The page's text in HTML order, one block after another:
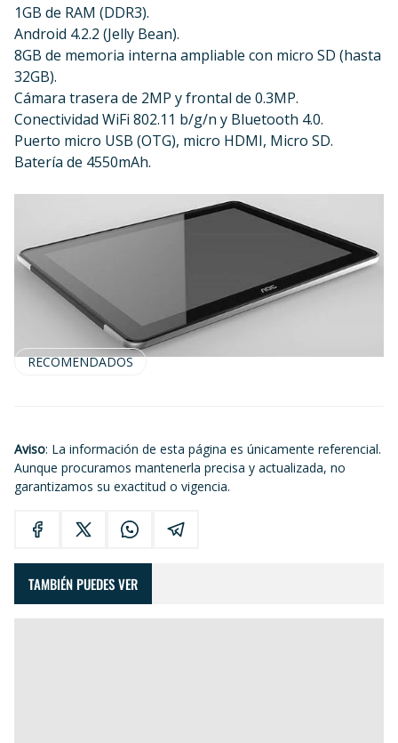
1GB de RAM (DDR3).
Android 4.2.2 (Jelly Bean).
8GB de memoria interna ampliable con micro SD (hasta
32GB).
Cámara trasera de 2MP y frontal de 0.3MP.
Conectividad WiFi 802.11 b/g/n y Bluetooth 4.0.
Puerto micro USB (OTG), micro HDMI, Micro SD.
Batería de 4550mAh.
RECOMENDADOS
Aviso: La información de esta página es únicamente referencial.
Aunque procuramos mantenerla precisa y actualizada, no
garantizamos su exactitud o vigencia.
TAMBIÉN PUEDES VER